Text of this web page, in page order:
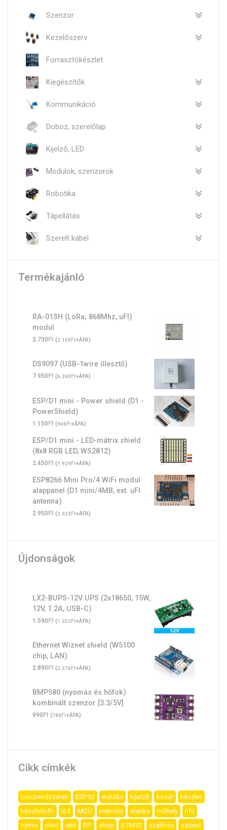
Szenzor
Kezelőszerv
Forrasztókészlet
Kiegészítők
Kommunikáció
Doboz, szerelőlap
Kijelző, LED
Modulok, szenzorok
Robotika
Tápellátás
Szerelt kábel
Termékajánló
RA-01SH (LoRa; 868Mhz, uFl)
modul
2.730Ft (2.150Ft+ÁFA)
DS9097 (USB-1wire illesztő)
7.950Ft (6.260Ft+ÁFA)
ESP/D1 mini - Power shield (D1 -
PowerShield)
1.150Ft (906Ft+ÁFA)
ESP/D1 mini - LED-mátrix shield
(8x8 RGB LED, WS2812)
2.450Ft (1.929Ft+ÁFA)
ESP8266 Mini Pro/4 WiFi modul
alappanel (D1 mini/4MB, ext. uFl
antenna)
2.950Ft (2.323Ft+ÁFA)
Újdonságok
LX2-BUPS-12V UPS (2x18650, 15W,
12V, 1.2A, USB-C)
1.590Ft (1.252Ft+ÁFA)
Ethernet Wiznet shield (W5100
chip, LAN)
2.890Ft (2.276Ft+ÁFA)
BMP580 (nyomás és hőfok)
kombinált szenzor [3.3/5V]
990Ft (780Ft+ÁFA)
Cikk címkék
buszrendszerek ESP32 indulás kijelző kosár
készlet
készletinfo
lcd MCU memory munka műhely
nfc
nyitva
oled relé RP shop STM32 szállítás
szünet